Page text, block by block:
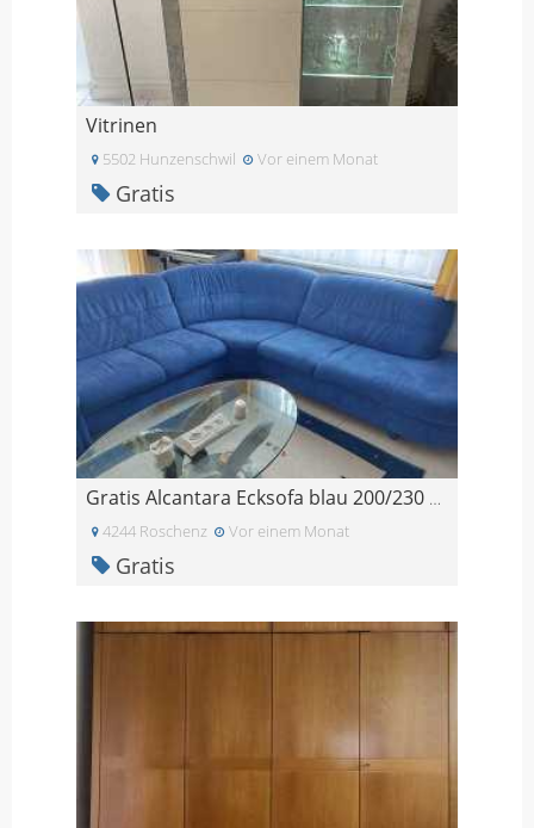
Vitrinen
5502 Hunzenschwil Vor einem Monat
Gratis
Gratis Alcantara Ecksofa blau 200/230 cm
4244 Roschenz Vor einem Monat
Gratis